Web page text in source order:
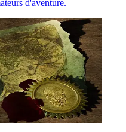
d'aventure.